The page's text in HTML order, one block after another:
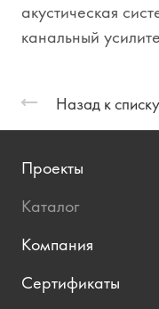
акустическая
канальный
Назад к списку
Проекты
Каталог
Компания
Сертификаты